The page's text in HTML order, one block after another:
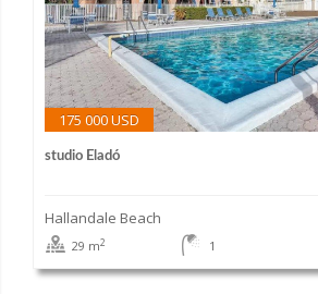
175 000 USD
studio Eladó
Hallandale Beach
29 m2 1